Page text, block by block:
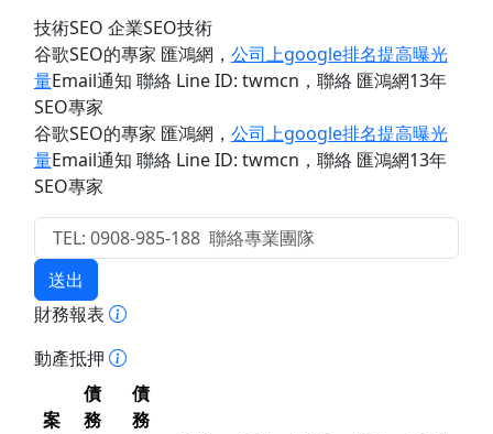
技術SEO 企業SEO技術
谷歌SEO的專家 匯鴻網 ， 公司上google排名提高曝光
量Email通知 聯絡 Line ID: twmcn ，聯絡 匯鴻網13年
SEO專家
谷歌SEO的專家 匯鴻網 ， 公司上google排名提高曝光
量Email通知 聯絡 Line ID: twmcn ，聯絡 匯鴻網13年
SEO專家
送出
財務報表
動產抵押
案
債
務
債
務